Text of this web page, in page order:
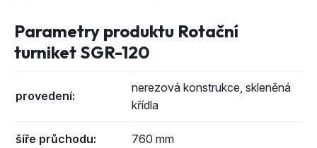
Parametry produktu Rotační
turniket SGR-120
provedení:
nerezová konstrukce, skleněná
křídla
šíře průchodu: 760 mm